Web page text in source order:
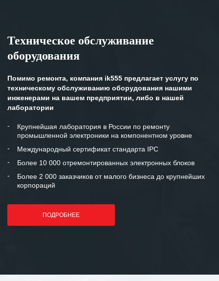
Техническое обслуживание
оборудования
Помимо ремонта, компания ik555 предлагает услугу по
техническому обслуживанию оборудования нашими
инженерами на вашем предприятии, либо в нашей
лаборатории
Крупнейшая лаборатория в России по ремонту
промышленной электроники на компонентном уровне
Международный сертификат стандарта IPC
Более 10 000 отремонтированных электронных блоков
Более 2 000 заказчиков от малого бизнеса до крупнейших
корпораций
ПОДРОБНЕЕ